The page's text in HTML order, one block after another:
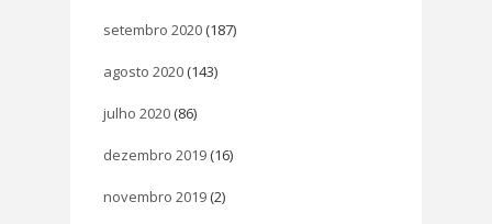
setembro 2020 (187)
agosto 2020 (143)
julho 2020 (86)
dezembro 2019 (16)
novembro 2019 (2)